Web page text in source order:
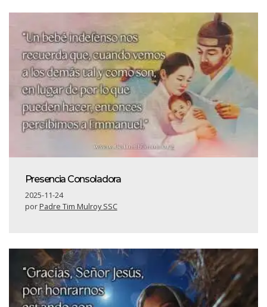
Presencia Consoladora
2025-11-24
porPadre Tim Mulroy SSC